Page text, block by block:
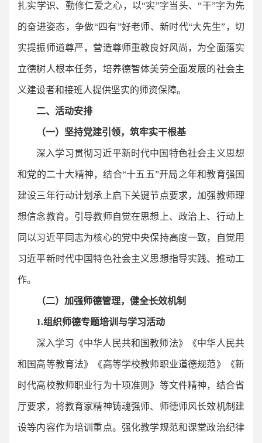
扎实学识、勤修仁爱之心，以“实”字当头、“干”字为先
的奋进姿态，争做“四有”好老师、新时代“大先生”，切
实提振师道尊严，营造尊师重教良好风尚，为全面落实
立德树人根本任务，培养德智体美劳全面发展的社会主
义建设者和接班人提供坚实的师资保障。
二、活动安排
（一）坚持党建引领，筑牢实干根基
深入学习贯彻习近平新时代中国特色社会主义思想
和党的二十大精神，结合“十五五”开局之年和教育强国
建设三年行动计划承上启下关键节点要求，加强教师理
想信念教育。引导教师自觉在思想上、政治上、行动上
同以习近平同志为核心的党中央保持高度一致，自觉用
习近平新时代中国特色社会主义思想指导实践、推动工
作。
（二）加强师德管理，健全长效机制
1.组织师德专题培训与学习活动
深入学习《中华人民共和国教师法》《中华人民共
和国高等教育法》《高等学校教师职业道德规范》《新
时代高校教师职业行为十项准则》等文件精神，结合省
厅要求，将教育家精神铸魂强师、师德师风长效机制建
设等内容作为培训重点。强化教学规范和课堂政治纪律